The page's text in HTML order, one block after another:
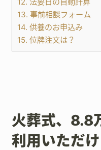
13. 事前相談フォーム
14. 供養のお申込み
15. 位牌注文は？
火葬式、8.8
利用いただ